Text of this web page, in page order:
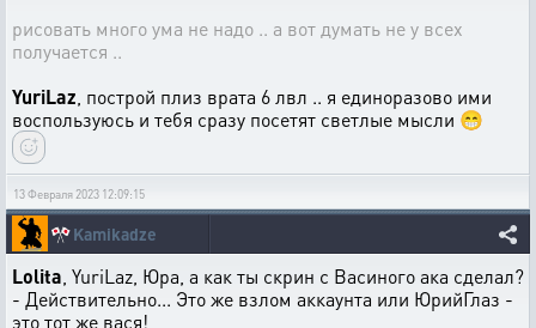
рисовать много ума не надо .. а вот думать не у всех
получается ..
YuriLaz, построй плиз врата 6 лвл .. я единоразово ими
воспользуюсь и тебя сразу посетят светлые мысли 😁
13 Февраля 2023 12:09:15
🎌Kamikadze
Lolita, YuriLaz, Юра, а как ты скрин с Васиного ака сделал?
- Действительно... Это же взлом аккаунта или ЮрийГлаз -
это тот же вася!